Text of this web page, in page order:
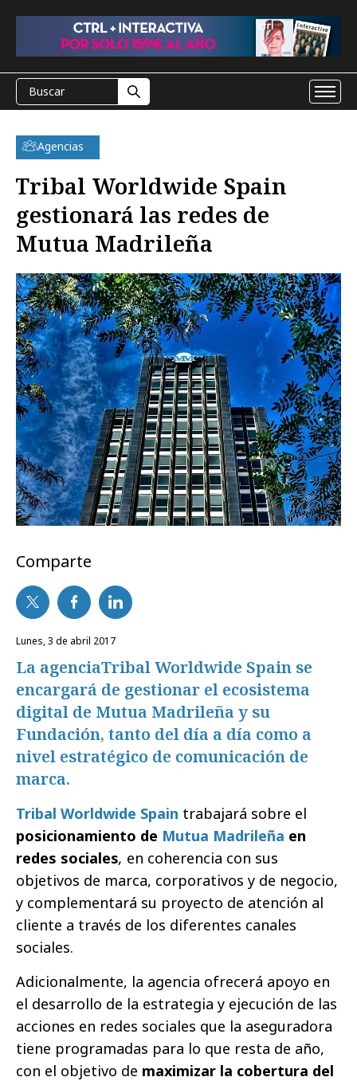
Agencias
Tribal Worldwide Spain
gestionará las redes de
Mutua Madrileña
Comparte
lunes, 3 de abril 2017
La agenciaTribal Worldwide Spain se
encargará de gestionar el ecosistema
digital de Mutua Madrileña y su
Fundación, tanto del día a día como a
nivel estratégico de comunicación de
marca.
Tribal Worldwide Spain trabajará sobre el
posicionamiento de Mutua Madrileña en
redes sociales, en coherencia con sus
objetivos de marca, corporativos y de negocio,
y complementará su proyecto de atención al
cliente a través de los diferentes canales
sociales.
Adicionalmente, la agencia ofrecerá apoyo en
el desarrollo de la estrategia y ejecución de las
acciones en redes sociales que la aseguradora
tiene programadas para lo que resta de año,
con el objetivo de maximizar la cobertura del